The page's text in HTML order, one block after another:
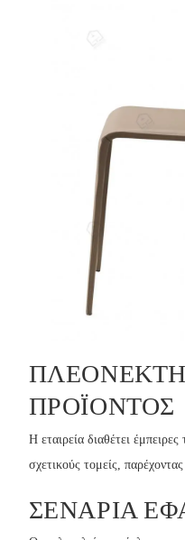
ΠΡΟΪΌΝΤΟΣ
Η εταιρεία διαθέτει έμπειρες
σχετικούς τομείς,
ΣΕΝΆΡΙΑ